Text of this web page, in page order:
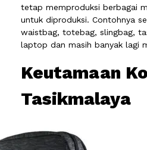
tetap memproduksi berbagai
untuk diproduksi. Contohnya
waistbag, totebag, slingbag,
laptop dan masih banyak lagi
Keutamaan
Tasikmalaya